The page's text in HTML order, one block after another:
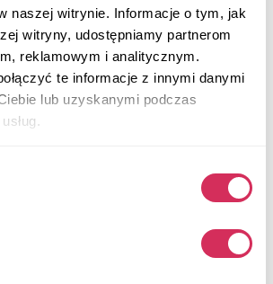
naszej witrynie. Informacje o tym, jak
witryny, udostępniamy partnerom
reklamowym i analitycznym.
te informacje z innymi danymi
lub uzyskanymi podczas
SPORT